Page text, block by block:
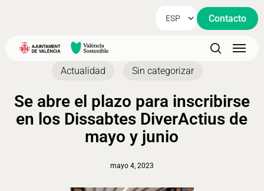
content
Contacto
search
Menu
Actualidad Sin categorizar
Se abre el plazo para inscribirse
en los Dissabtes DiverActius de
mayo y junio
mayo 4, 2023